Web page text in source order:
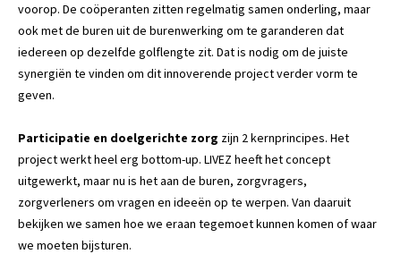
voorop. De coöperanten zitten regelmatig samen onderling, maar
ook met de buren uit de burenwerking om te garanderen dat
iedereen op dezelfde golflengte zit. Dat is nodig om de juiste
synergiën te vinden om dit innoverende project verder vorm te
geven.
Participatie en doelgerichte zorg zijn 2 kernprincipes. Het
project werkt heel erg bottom-up. LIVEZ heeft het concept
uitgewerkt, maar nu is het aan de buren, zorgvragers,
zorgverleners om vragen en ideeën op te werpen. Van daaruit
bekijken we samen hoe we eraan tegemoet kunnen komen of waar
we moeten bijsturen.